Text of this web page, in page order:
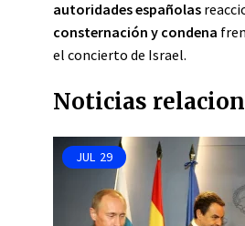
autoridades españolas
consternación y condena
el concierto de Israel.
Noticias
JUL 29